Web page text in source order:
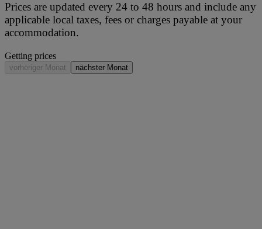
Prices are updated every 24 to 48 hours and include any
applicable local taxes, fees or charges payable at your
accommodation.
Getting prices
vorheriger Monat nächster Monat